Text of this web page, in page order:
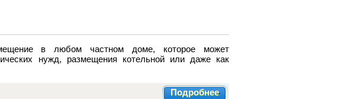
в любом частном доме, которое может
нужд, размещения котельной или даже как
Подробнее